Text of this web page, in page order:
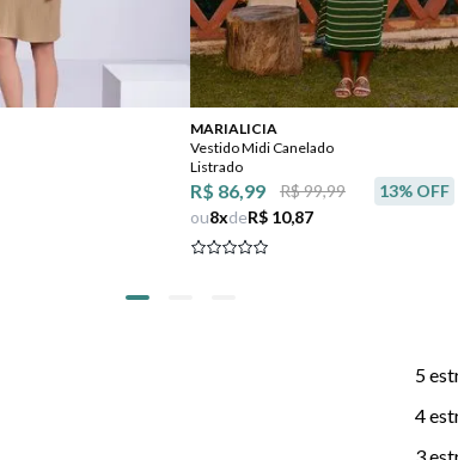
MARIALICIA
Vestido Midi Canelado
Listrado
R$ 86,99 R$ 99,99 13% OFF
ou8xdeR$ 10,87
5
4